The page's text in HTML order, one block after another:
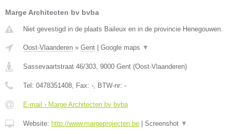
Marge Architecten bv bvba
Niet gevestigd in de plaats Baileux en in de provincie Henegouwen.
Oost-Vlaanderen » Gent Google maps ▼
Sassevaartstraat 46/303, 9000 Gent (Oost-Vlaanderen)
Tel: 0478351408, Fax: -, BTW-nr: -
E-mail › Marge Architecten bv bvba
Website: http://www.margeprojecten.be Screenshot ▼